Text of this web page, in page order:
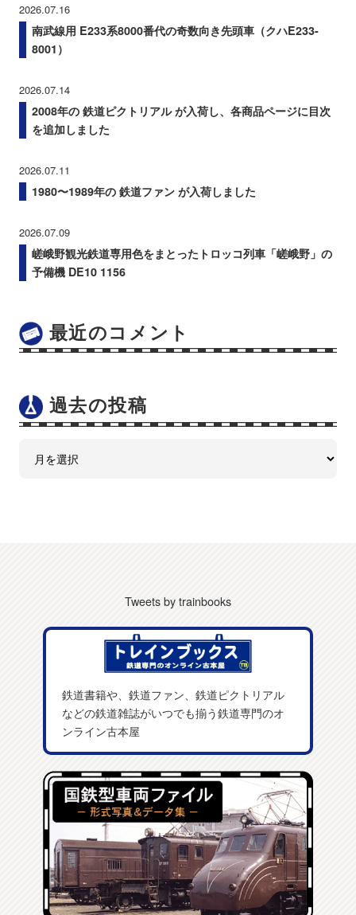
2026.07.16
南武線用 E233系8000番代の奇数向き先頭車（クハE233-
8001）
2026.07.14
2008年の 鉄道ピクトリアル が入荷し、各商品ページに目次
を追加しました
2026.07.11
1980〜1989年の 鉄道ファン が入荷しました
2026.07.09
嵯峨野観光鉄道専用色をまとったトロッコ列車「嵯峨野」の
予備機 DE10 1156
最近のコメント
過去の投稿
Tweets by trainbooks
鉄道書籍や、鉄道ファン、鉄道ピクトリアル
などの鉄道雑誌がいつでも揃う鉄道専門のオ
ンライン古本屋